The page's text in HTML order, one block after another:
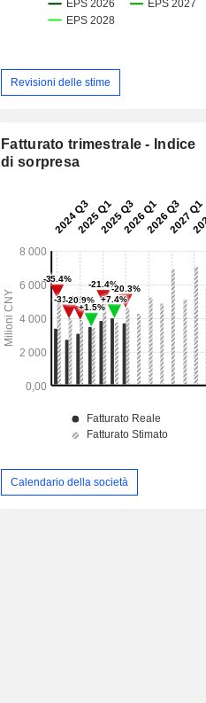
Revisioni delle stime
Fatturato trimestrale - Indice
di sorpresa
Calendario della società